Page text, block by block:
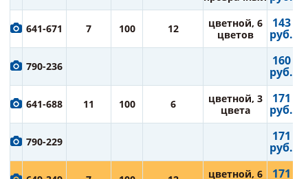
641-671 7 100 12
цветной, 6
цветов
143
руб.
790-236 160
руб.
641-688 11 100 6
цветной, 3
цвета
171
руб.
790-229 171
руб.
цветной, 6 171